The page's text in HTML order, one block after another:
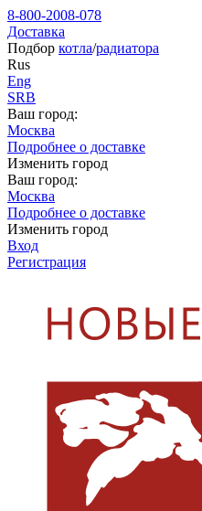
8-800-2008-078
Доставка
Подбор котла/радиатора
Rus
Eng
SRB
Ваш город:
Москва
Подробнее о доставке
Изменить город
Ваш город:
Москва
Подробнее о доставке
Изменить город
Вход
Регистрация